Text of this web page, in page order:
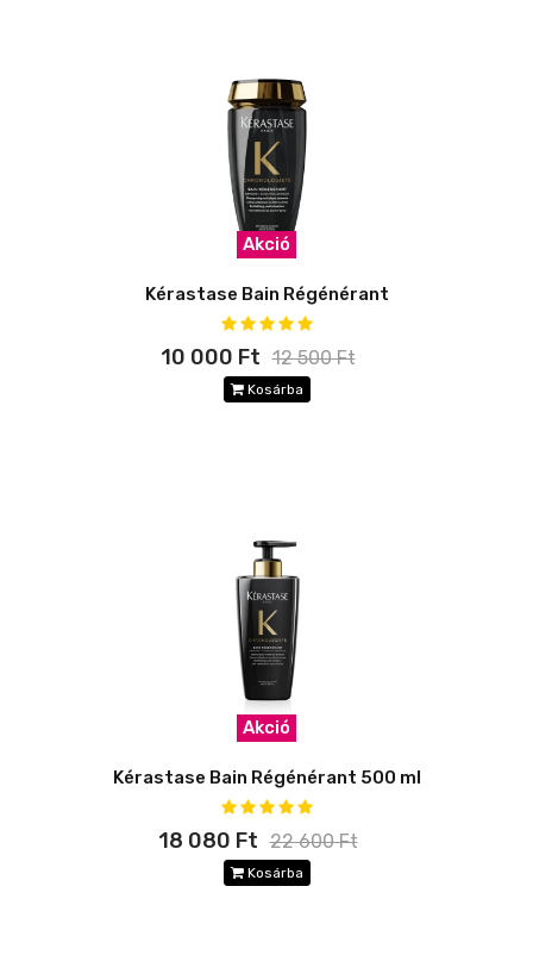
Akció
Kérastase Bain Régénérant
10 000 Ft 12 500 Ft
Kosárba
Akció
Kérastase Bain Régénérant 500 ml
18 080 Ft 22 600 Ft
Kosárba